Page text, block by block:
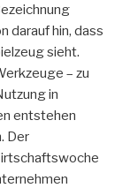
darauf hin, dass
sieht.
– zu
in
entstehen
Der